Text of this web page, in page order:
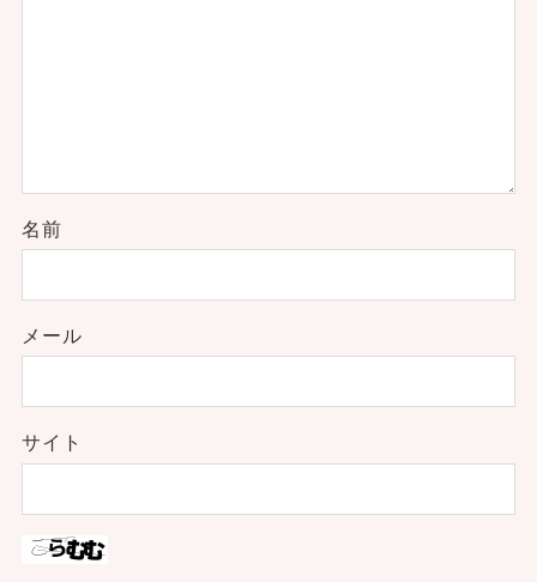
名前
メール
サイト